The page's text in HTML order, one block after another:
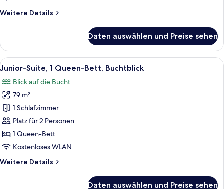
Weitere Details
Weitere
2 Schlafzimmer,
Buchtblick
Daten auswählen und Preise sehen
Alle
Fotos
für
Junior-
Suite,
1
Queen-
Bett,
anzeigen
Junior-Suite, 1 Queen-Bett,
3
Junior-Suite, 1 Queen-Bett, Buchtblick
Blick auf die Bucht
79 m²
1 Schlafzimmer
Platz für 2 Personen
1 Queen-Bett
Kostenloses WLAN
Weitere Details
Weitere
Daten auswählen und Preise sehen